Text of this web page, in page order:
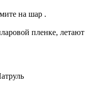
на шар .
пленке, летают